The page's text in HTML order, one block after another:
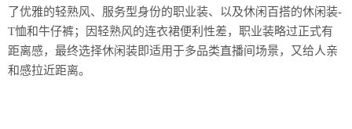
了优雅的轻熟风、服务型身份的职业装、以及休闲百搭的休闲装-
T恤和牛仔裤；因轻熟风的连衣裙便利性差，职业装略过正式有
距离感，最终选择休闲装即适用于多品类直播间场景，又给人亲
和感拉近距离。